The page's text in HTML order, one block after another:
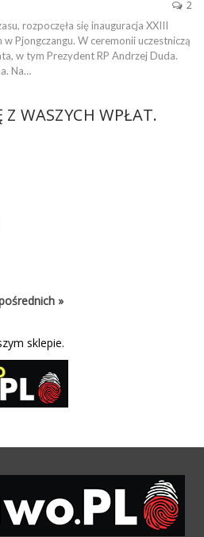
2
rozpoczęła się inauguracja XXIII
Pjongczangu. W ceremonii uczestniczą
w tym Prezydent RP Andrzej Duda.
Na…
Z WASZYCH WPŁAT.
»
sklepie.